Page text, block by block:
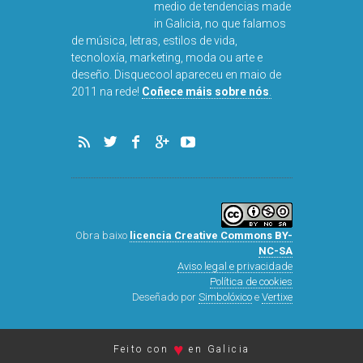
Disquecool é o primeiro
medio de tendencias made
in Galicia, no que falamos
de música, letras, estilos de vida,
tecnoloxía, marketing, moda ou arte e
licencia Creative Commons BY-
NC-SA
Aviso legal e privacidade
Deseñado porSimbolóxicoeVertixe